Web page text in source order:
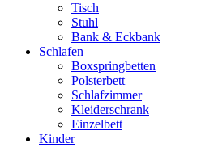
Tisch
Stuhl
Bank & Eckbank
Schlafen
Boxspringbetten
Polsterbett
Schlafzimmer
Kleiderschrank
Einzelbett
Kinder